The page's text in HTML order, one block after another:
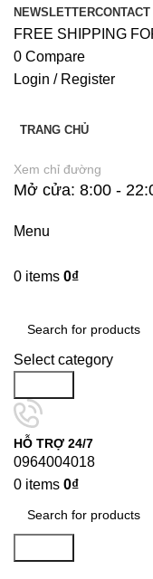
NEWSLETTERCONTACT
FREE SHIPPING
0 Compare
Login / Register
TRANG CHỦ
Xem chỉ đường
Mở cửa: 8:00 -
Menu
0 items 0₫
Select category
HỖ TRỢ 24/7
0964004018
0 items 0₫